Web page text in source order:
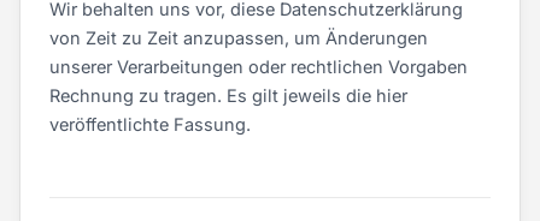
Wir behalten uns vor, diese Datenschutzerklärung
von Zeit zu Zeit anzupassen, um Änderungen
unserer Verarbeitungen oder rechtlichen Vorgaben
Rechnung zu tragen. Es gilt jeweils die hier
veröffentlichte Fassung.